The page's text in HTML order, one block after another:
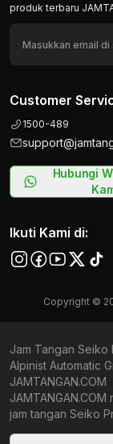
produk terbaru
Customer
1500-489
Hubungi
Ikuti Kami di:
Copyright ©
Jam Tangan Seiko
Alpinist Automatic
JAMTANGAN.COM
jam tangan Seiko